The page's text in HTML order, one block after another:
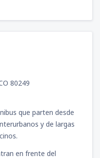
80249
que parten desde
y de largas
en frente del